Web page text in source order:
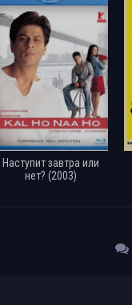
Наступит завтра или
нет? (2003)